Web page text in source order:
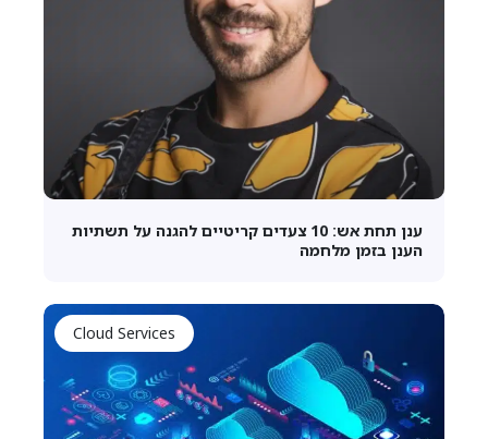
ענן תחת אש: 10 צעדים קריטיים להגנה על תשתיות
הענן בזמן מלחמה
Cloud Services